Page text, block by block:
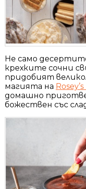
Не само
крехките сочни
придобият
магията на
домашно
божествен със